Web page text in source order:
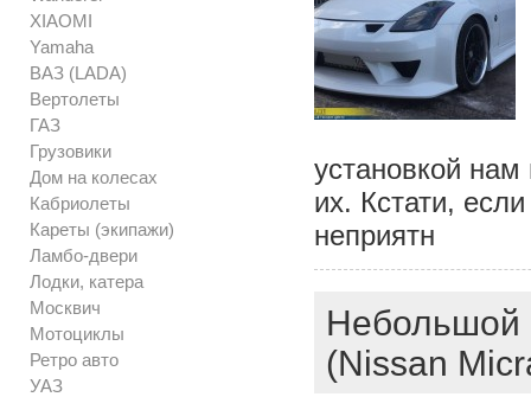
XIAOMI
Yamaha
ВАЗ (LADA)
Вертолеты
ГАЗ
Грузовики
Дом на колесах
Кабриолеты
Кареты (экипажи)
Ламбо-двери
Лодки, катера
Москвич
Мотоциклы
Ретро авто
УАЗ
установкой
их. Кстати,
неприятн
Небольшой
(Nissan